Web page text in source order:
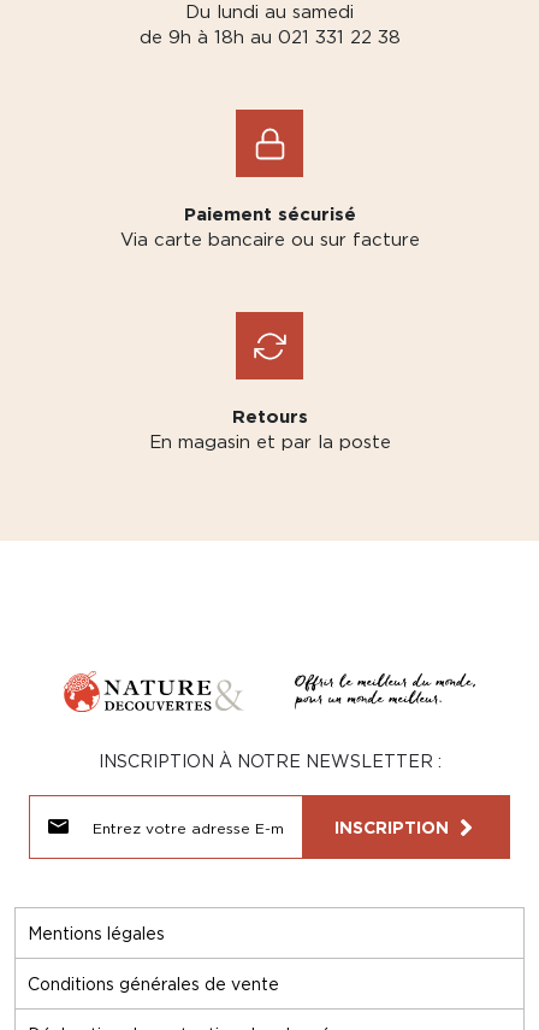
Du lundi au samedi
de 9h à 18h au 021 331 22 38
Paiement sécurisé
Via carte bancaire ou sur facture
Retours
En magasin et par la poste
Mentions légales
Conditions générales de vente
INSCRIPTION À NOTRE NEWSLETTER :
INSCRIPTION